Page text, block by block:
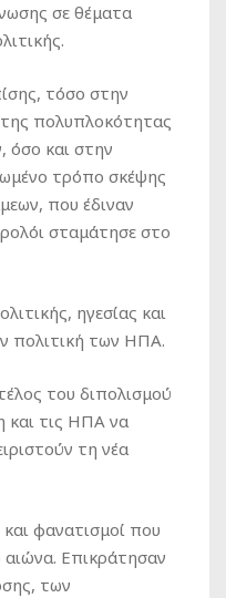
σε θέματα
τόσο στην
πολυπλοκότητας
όσο και στην
τρόπο σκέψης
που έδιναν
σταμάτησε στο
ηγεσίας και
πολιτική των ΗΠΑ.
του διπολισμού
και τις ΗΠΑ να
τη νέα
φανατισμοί που
αιώνα. Επικράτησαν
των